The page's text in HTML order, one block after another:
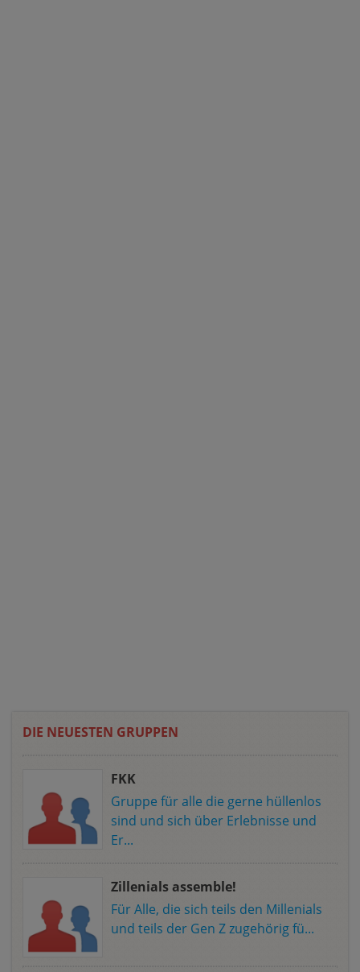
DIE NEUESTEN GRUPPEN
FKK
Gruppe für alle die gerne hüllenlos
sind und sich über Erlebnisse und
Er...
Zillenials assemble!
Für Alle, die sich teils den Millenials
und teils der Gen Z zugehörig fü...